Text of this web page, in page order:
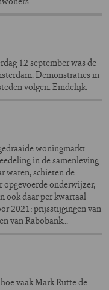
12 september was de
Demonstraties in
volgen. Eindelijk.
woningmarkt
in de samenleving.
waren, schieten de
onderwijzer,
ook daar per kwartaal
2021: prijsstijgingen van
van Rabobank...
vaak Mark Rutte de